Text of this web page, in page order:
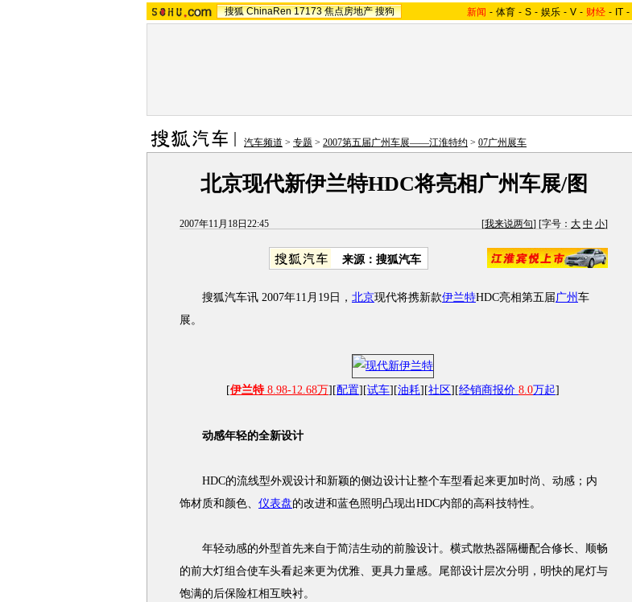
搜狐 ChinaRen 17173 焦点房地产 搜狗 新闻 - 体育 - S - 娱乐 - V - 财经 - IT -
汽车频道 > 专题 > 2007第五届广州车展——江淮特约 > 07广州展车
北京现代新伊兰特HDC将亮相广州车展/图
2007年11月18日22:45 [我来说两句] [字号： 大 中 小]
来源：搜狐汽车
搜狐汽车讯 2007年11月19日， 北京现代将携新款伊兰特HDC亮相第五届广州 车
展。
[伊兰特 8.98-12.68万][配置][试车][油耗][社区][经销商报价 8.0万起]
动感年轻的全新设计
HDC的流线型外观设计和新颖的侧边设计让整个车型看起来更加时尚、动感；内
饰材质和颜色、 仪表盘的改进和蓝色照明凸现出HDC内部的高科技特性。
年轻动感的外型首先来自于简洁生动的前脸设计。横式散热器隔栅配合修长、顺畅
的前大灯组合使车头看起来更为优雅、更具力量感。尾部设计层次分明，明快的尾灯与
饱满的后保险杠相互映衬。